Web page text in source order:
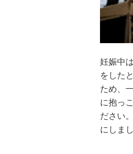
妊娠中
をした
ため、
に抱っ
ださい
にしま